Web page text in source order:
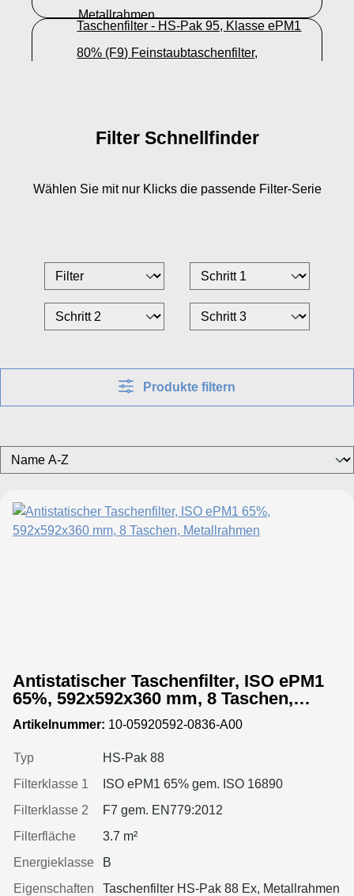
Metallrahmen
Taschenfilter - HS-Pak 95, Klasse ePM1
80% (F9) Feinstaubtaschenfilter,
Filter Schnellfinder
Wählen Sie mit nur Klicks die passende Filter-Serie
Produkte filtern
Antistatischer Taschenfilter, ISO ePM1
65%, 592x592x360 mm, 8 Taschen,
Metallrahmen
Artikelnummer: 10-05920592-0836-A00
Typ
HS-Pak 88
Filterklasse 1
ISO ePM1 65% gem. ISO 16890
Filterklasse 2
F7 gem. EN779:2012
Filterfläche
3.7 m²
Energieklasse
B
Eigenschaften
Taschenfilter HS-Pak 88 Ex, Metallrahmen